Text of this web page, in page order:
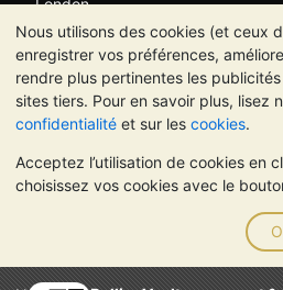
Nous utilisons des cookies (et ceux
enregistrer vos préférences,
rendre plus pertinentes les
sites tiers. Pour en savoir plus, lisez
confidentialité et sur les cookies.
Acceptez l’utilisation de cookies en
choisissez vos cookies avec le
W6 8DA
ROYAUME UNI
TrustScore 4.6 | 534 avis
VEUILLEZ NOTER: La valeur des
bien baisser qu'augmenter. Les
garantissent pas l'évolution future
Internet de BullionVault ou dans ses
constitue un conseil en